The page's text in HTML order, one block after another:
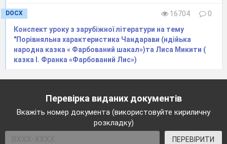
DOCX 16704
0
Конспект уроку з зарубіжної літератури на тему
"Порівняльна характеристика Чандарави (ндійька
народна казка « Фарбований шакал»)та Лиса Микити (
казка І. Франка «Фарбований Лис»)
Перевірка виданих документів
Вкажіть номер документа (використовуйте кириличну
розкладку)
ПЕРЕВІРИТИ